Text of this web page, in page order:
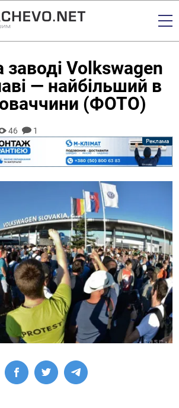
заводі Volkswagen
— найбільший в
(ФОТО)
46 1